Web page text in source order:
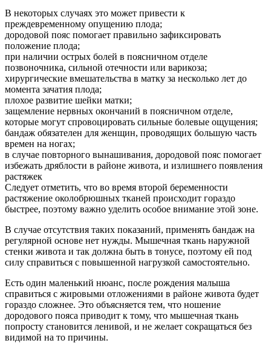
В некоторых случаях это может привести к
преждевременному опущению плода;
дородовой пояс помогает правильно зафиксировать
положение плода;
при наличии острых болей в поясничном отделе
позвоночника, сильной отечности или варикоза;
хирургические вмешательства в матку за несколько лет до
момента зачатия плода;
плохое развитие шейки матки;
защемление нервных окончаний в поясничном отделе,
которые могут спровоцировать сильные болевые ощущения;
бандаж обязателен для женщин, проводящих большую часть
времен на ногах;
в случае повторного вынашивания, дородовой пояс помогает
избежать дряблости в районе живота, и излишнего появления
растяжек
Следует отметить, что во время второй беременности
растяжение околобрюшных тканей происходит гораздо
быстрее, поэтому важно уделить особое внимание этой зоне.
В случае отсутствия таких показаний, применять бандаж на
регулярной основе нет нужды. Мышечная ткань наружной
стенки живота и так должна быть в тонусе, поэтому ей под
силу справиться с повышенной нагрузкой самостоятельно.
Есть один маленький нюанс, после рождения малыша
справиться с жировыми отложениями в районе живота будет
гораздо сложнее. Это объясняется тем, что ношение
дородового пояса приводит к тому, что мышечная ткань
попросту становится ленивой, и не желает сокращаться без
видимой на то причины.